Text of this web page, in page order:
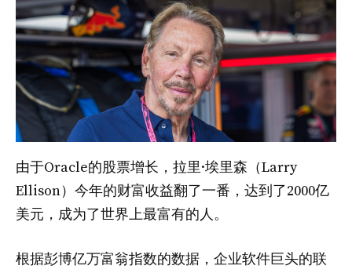
由于Oracle的股票增长，拉里·埃里森（Larry
Ellison）今年的财富收益翻了一番，达到了2000亿
美元，成为了世界上最富有的人。
根据彭博亿万富翁指数的数据，企业软件巨头的联